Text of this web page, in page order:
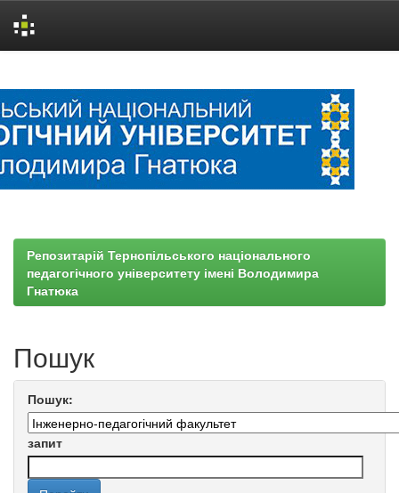
Репозитарій Тернопільського національного
педагогічного університету імені Володимира
Гнатюка
Пошук
Пошук:
запит